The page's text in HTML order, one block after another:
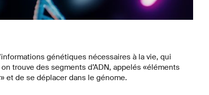
génétiques nécessaires à la vie, qui
trouve des segments d’ADN, appelés «éléments
et de se déplacer dans le génome.